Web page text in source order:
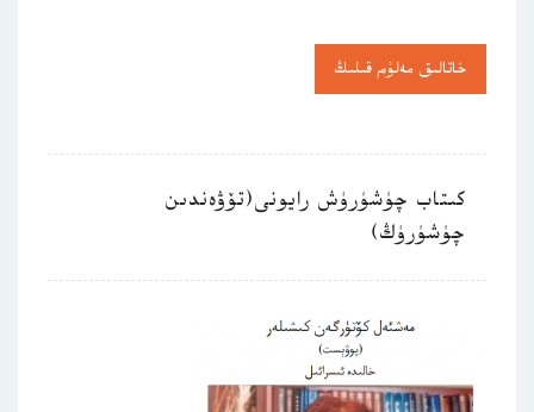
خاتالىق مەلۇم قىلىڭ
كىتاب چۈشۈرۈش رايونى(تۆۋەندىن
چۈشۈرۈڭ)